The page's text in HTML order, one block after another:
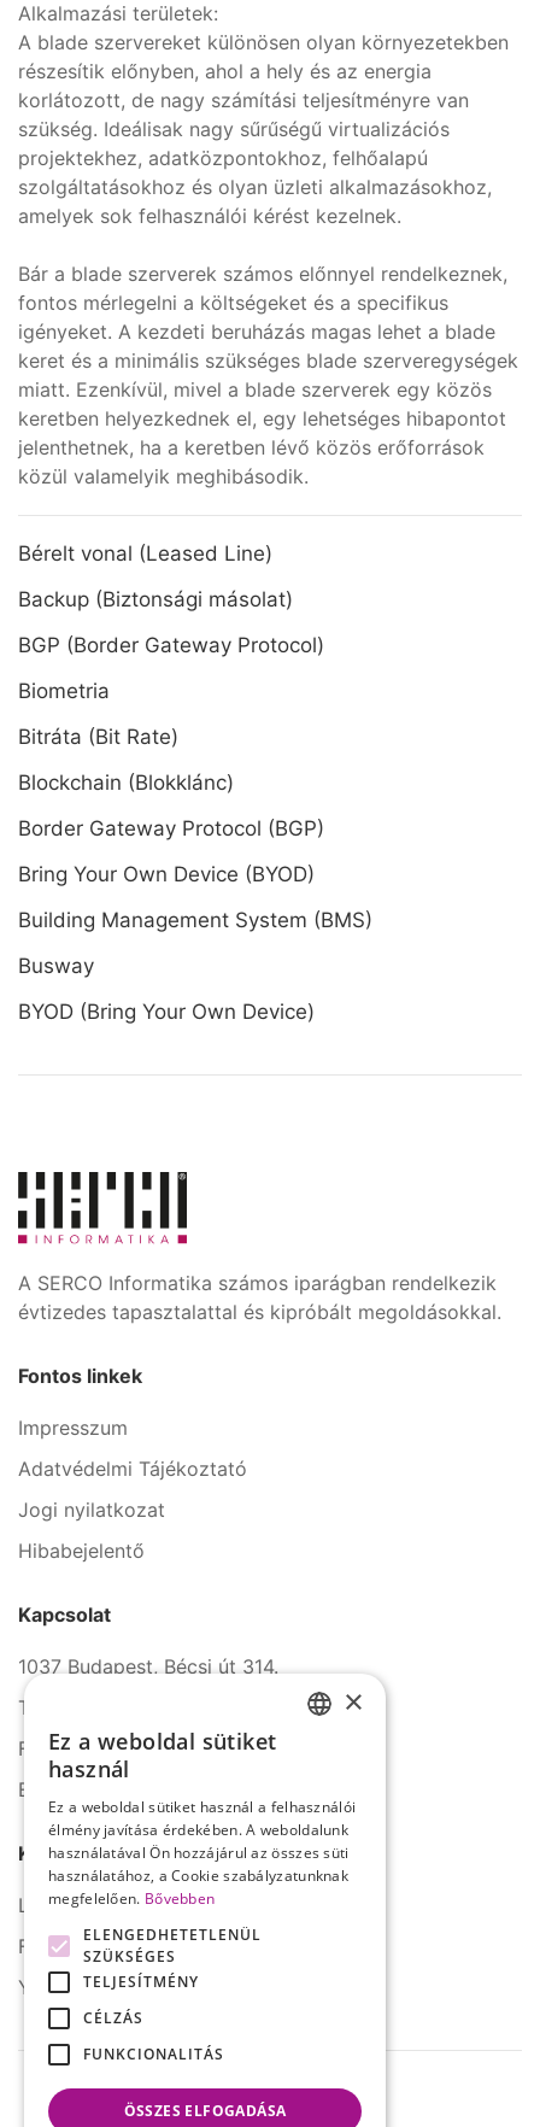
Alkalmazási területek:
A blade szervereket különösen olyan környezetekben
részesítik előnyben, ahol a hely és az energia
korlátozott, de nagy számítási teljesítményre van
szükség. Ideálisak nagy sűrűségű virtualizációs
projektekhez, adatközpontokhoz, felhőalapú
szolgáltatásokhoz és olyan üzleti alkalmazásokhoz,
amelyek sok felhasználói kérést kezelnek.
Bár a blade szerverek számos előnnyel rendelkeznek,
fontos mérlegelni a költségeket és a specifikus
igényeket. A kezdeti beruházás magas lehet a blade
keret és a minimális szükséges blade szerveregységek
miatt. Ezenkívül, mivel a blade szerverek egy közös
keretben helyezkednek el, egy lehetséges hibapontot
jelenthetnek, ha a keretben lévő közös erőforrások
közül valamelyik meghibásodik.
Bérelt vonal (Leased Line)
Backup (Biztonsági másolat)
BGP (Border Gateway Protocol)
Biometria
Bitráta (Bit Rate)
Blockchain (Blokklánc)
Border Gateway Protocol (BGP)
Bring Your Own Device (BYOD)
Building Management System (BMS)
Busway
BYOD (Bring Your Own Device)
A SERCO Informatika számos iparágban rendelkezik
évtizedes tapasztalattal és kipróbált megoldásokkal.
Fontos linkek
Impresszum
Adatvédelmi Tájékoztató
Jogi nyilatkozat
Hibabejelentő
Kapcsolat
1037 Budapest, Bécsi út 314.
Tel.: +36 1 272 2140
Fax: +36 1 272 2150
E-mail: info@serco.hu
Kövessen minket
LinkedIn
Facebook
YouTube
×
Ez a weboldal sütiket
használ
Ez a weboldal sütiket használ a felhasználói
élmény javítása érdekében. A weboldalunk
használatával Ön hozzájárul az összes süti
használatához, a Cookie szabályzatunknak
megfelelően. Bővebben
ELENGEDHETETLENÜL
SZÜKSÉGES
TELJESÍTMÉNY
CÉLZÁS
FUNKCIONALITÁS
ÖSSZES ELFOGADÁSA